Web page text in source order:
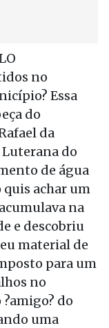
no
Essa
do
da
do
de água
quis achar um
na
e descobriu
material de
para um
no
do
uma